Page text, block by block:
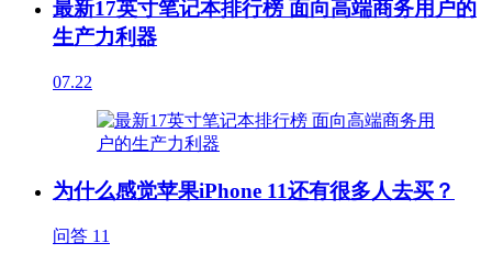
最新17英寸笔记本排行榜 面向高端商务用户的
生产力利器
07.22
为什么感觉苹果iPhone 11还有很多人去买？
问答 11